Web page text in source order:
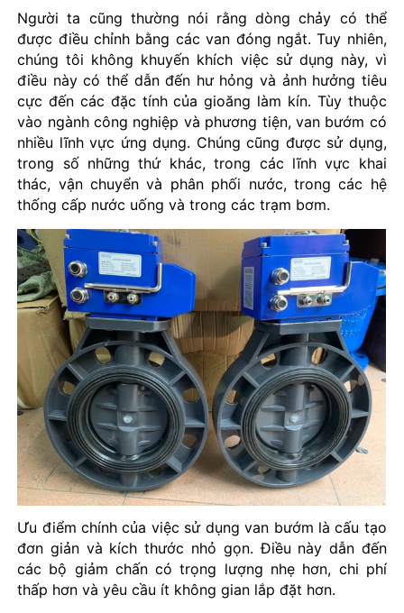
Người ta cũng thường nói rằng dòng chảy có thể
được điều chỉnh bằng các van đóng ngắt. Tuy nhiên,
chúng tôi không khuyến khích việc sử dụng này, vì
điều này có thể dẫn đến hư hỏng và ảnh hưởng tiêu
cực đến các đặc tính của gioăng làm kín. Tùy thuộc
vào ngành công nghiệp và phương tiện, van bướm có
nhiều lĩnh vực ứng dụng. Chúng cũng được sử dụng,
trong số những thứ khác, trong các lĩnh vực khai
thác, vận chuyển và phân phối nước, trong các hệ
thống cấp nước uống và trong các trạm bơm.
Ưu điểm chính của việc sử dụng van bướm là cấu tạo
đơn giản và kích thước nhỏ gọn. Điều này dẫn đến
các bộ giảm chấn có trọng lượng nhẹ hơn, chi phí
thấp hơn và yêu cầu ít không gian lắp đặt hơn.